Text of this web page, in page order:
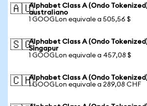
🇦🇺Alphabet Class A (Ondo
australiano
1 GOOGLon equivale a 505,56 $
🇸🇬Alphabet Class A (Ondo
Singapur
1 GOOGLon equivale a 457,08 $
🇨🇭Alphabet Class A (Ondo
1 GOOGLon equivale a 289,08 CHF